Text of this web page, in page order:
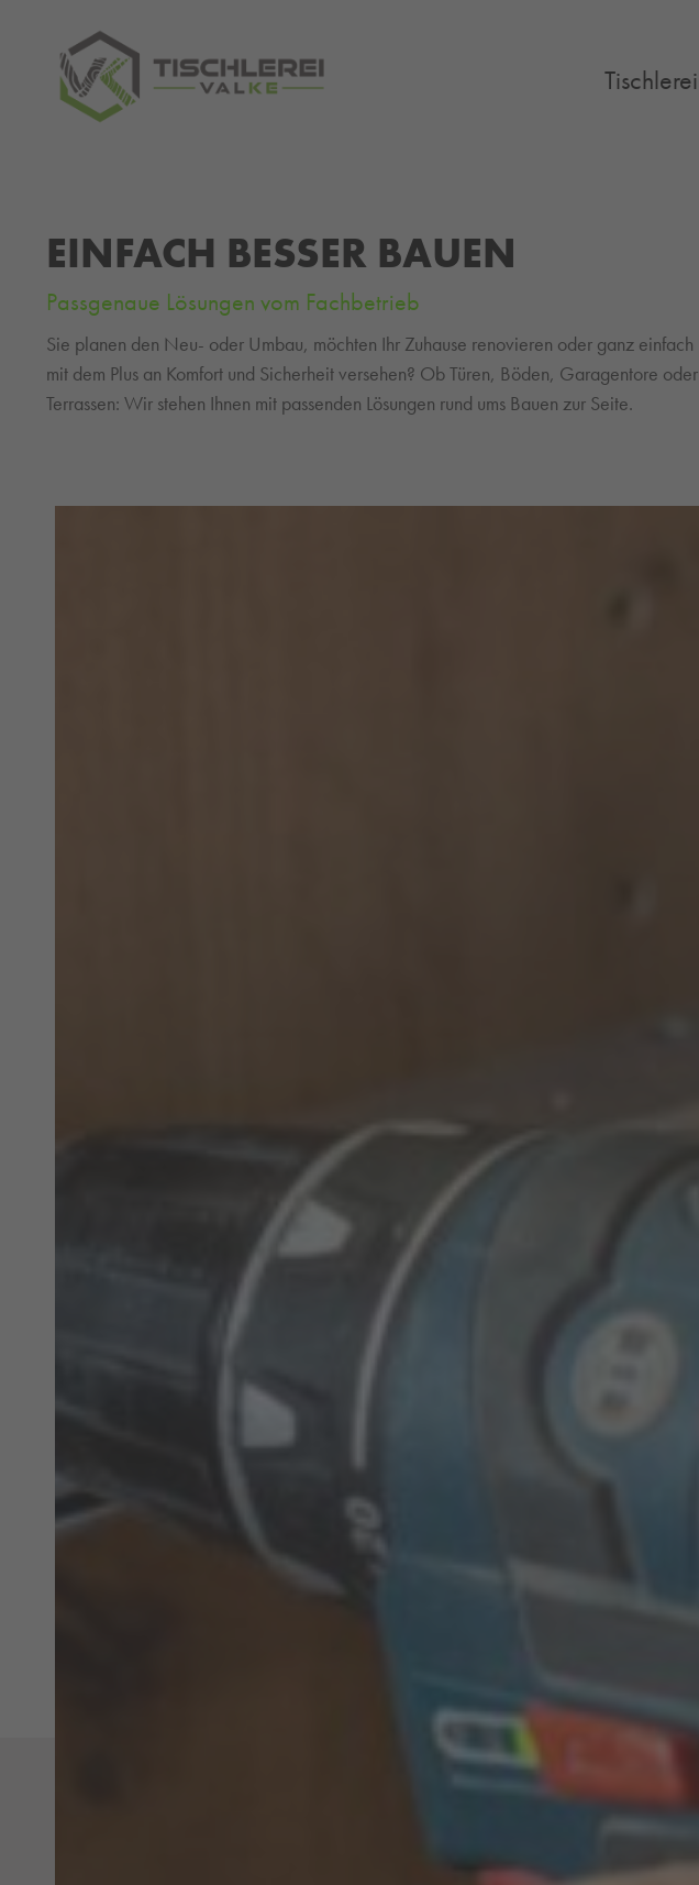
Tischlerei
EINFACH BESSER BAUEN
Passgenaue Lösungen vom Fachbetrieb
Sie planen den Neu- oder Umbau, möchten Ihr Zuhause renovieren oder ganz einfach
mit dem Plus an Komfort und Sicherheit versehen? Ob Türen, Böden, Garagentore oder
Terrassen: Wir stehen Ihnen mit passenden Lösungen rund ums Bauen zur Seite.